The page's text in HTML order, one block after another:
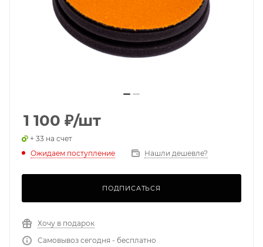
1 100 ₽/шт
+ 33 на счет
Ожидаем поступление
Нашли дешевле?
ПОДПИСАТЬСЯ
Хочу в подарок
Самовывоз сегодня - бесплатно